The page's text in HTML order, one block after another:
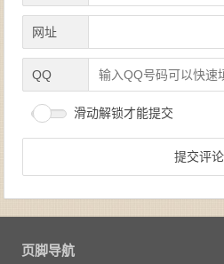
网址
QQ
滑动解锁才能提交
页脚导航